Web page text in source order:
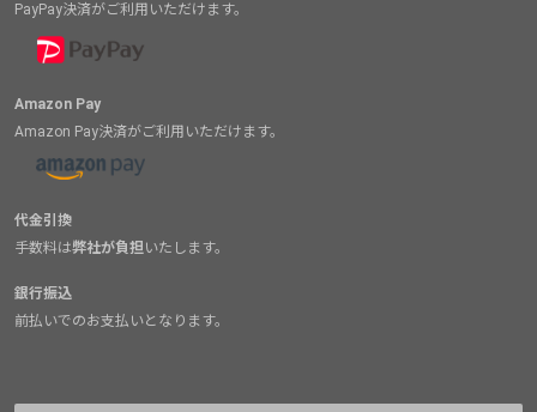
PayPay決済がご利用いただけます。
Amazon Pay
Amazon Pay決済がご利用いただけます。
代金引換
手数料は弊社が負担 いたします。
銀行振込
前払いでのお支払いとなります。